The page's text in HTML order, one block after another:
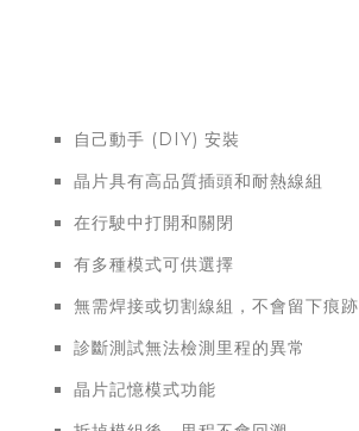
自己動手 (DIY) 安裝
晶片具有高品質插頭和耐熱線組
在行駛中打開和關閉
有多種模式可供選擇
無需焊接或切割線組，不會留下痕跡
診斷測試無法檢測里程的異常
晶片記憶模式功能